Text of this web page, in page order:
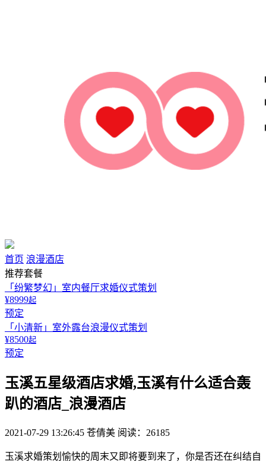
首页 浪漫酒店
推荐套餐
「纷繁梦幻」室内餐厅求婚仪式策划
¥8999起
预定
「小清新」室外露台浪漫仪式策划
¥8500起
预定
玉溪五星级酒店求婚,玉溪有什么适合轰
趴的酒店_浪漫酒店
2021-07-29 13:26:45 苍倩美 阅读：26185
玉溪求婚策划愉快的周末又即将要到来了，你是否还在纠结自